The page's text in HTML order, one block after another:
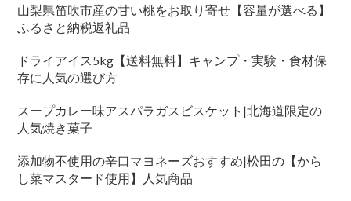
山梨県笛吹市産の甘い桃をお取り寄せ【容量が選べる】
ふるさと納税返礼品
ドライアイス5kg【送料無料】キャンプ・実験・食材保
存に人気の選び方
スープカレー味アスパラガスビスケット|北海道限定の
人気焼き菓子
添加物不使用の辛口マヨネーズおすすめ|松田の【から
し菜マスタード使用】人気商品